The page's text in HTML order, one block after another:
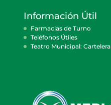
Información Útil
Farmacias de Turno
Teléfonos Útiles
Teatro Municipal: Cartelera